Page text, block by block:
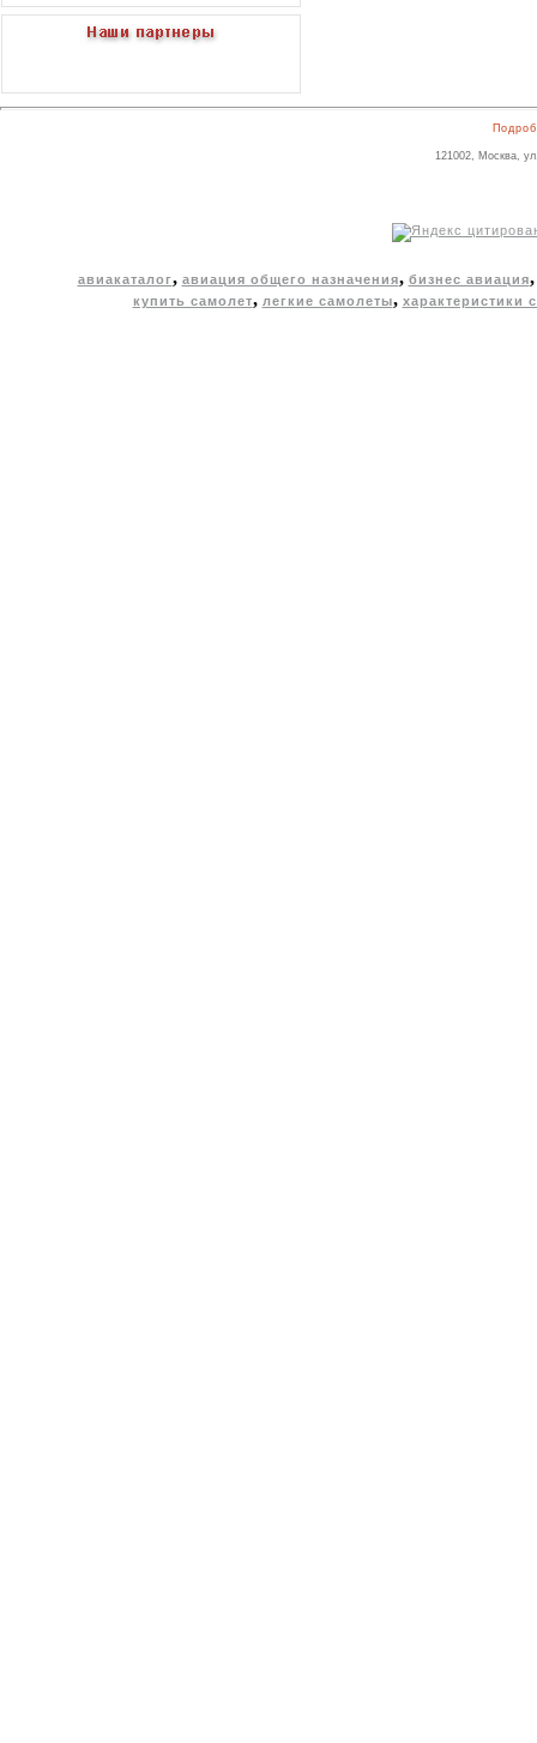
121002, Москва,
авиакаталог, авиация общего назначения, бизнес авиация
купить самолет, легкие самолеты, характеристики